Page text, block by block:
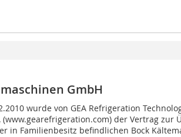
GmbH
wurde von GEA Refrigeration
(www.gearefrigeration.com) der Vertrag zur
in Familienbesitz befindlichen Bock